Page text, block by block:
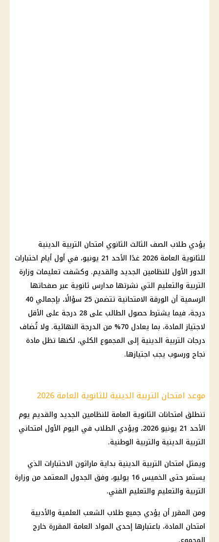
يؤدي طلاب الصف الثالث الثانوي امتحان التربية الدينية
للثانوية العامة 2026 غدًا الأحد 21 يونيو، في أول أيام اختبارات
الدور الأول للنظامين الجديد والقديم. وكشفت تعليمات وزارة
التربية والتعليم التي نشرتها مدارس ثانوية عبر صفحاتها
الرسمية أن الورقة الامتحانية تتضمن 25 سؤالًا، بإجمالي 40
درجة، فيما يشترط حصول الطالب على 28 درجة على الأقل
لاجتياز المادة، بما يعادل 70% من الدرجة النهائية. ولا تُضاف
درجات التربية الدينية إلى المجموع الكلي، لكنها تظل مادة
نجاح ورسوب يجب اجتيازها.
موعد امتحان التربية الدينية للثانوية العامة 2026
تنطلق امتحانات الثانوية العامة للنظامين الجديد والقديم يوم
الأحد 21 يونيو 2026، ويؤدي الطلاب في اليوم الأول امتحاني
التربية الدينية والتربية الوطنية.
ويمثل امتحان التربية الدينية بداية ماراثون الاختبارات الذي
يستمر حتى الخميس 16 يوليو، وفق الجدول المعتمد من وزارة
التربية والتعليم والتعليم الفني.
ومن المقرر أن يؤدي جميع طلاب الشعب العلمية والأدبية
امتحان المادة، باعتبارها إحدى المواد العامة المقررة خارج